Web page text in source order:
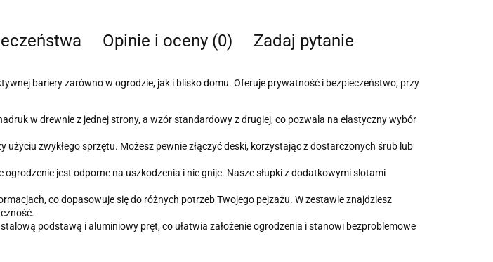
Opinie i oceny (0) Zadaj pytanie
bariery zarówno w ogrodzie, jak i blisko domu. Oferuje prywatność i bezpieczeństwo, przy
w drewnie z jednej strony, a wzór standardowy z drugiej, co pozwala na elastyczny wybór
użyciu zwykłego sprzętu. Możesz pewnie złączyć deski, korzystając z dostarczonych śrub lub
ogrodzenie jest odporne na uszkodzenia i nie gnije. Nasze słupki z dodatkowymi slotami
co dopasowuje się do różnych potrzeb Twojego pejzażu. W zestawie znajdziesz
stalową podstawą i aluminiowy pręt, co ułatwia założenie ogrodzenia i stanowi bezproblemowe